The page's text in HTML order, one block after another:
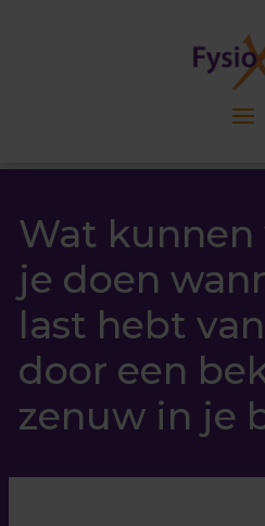
Wat kunnen
je doen
last hebt
door een
zenuw in je